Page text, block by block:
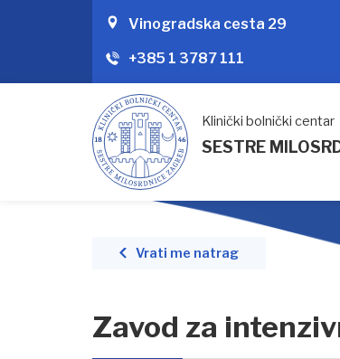
Vinogradska cesta 29
+385 1 3787 111
Klinički bolnički centar
SESTRE
Vrati me natrag
Zavod za